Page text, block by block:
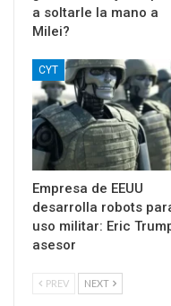
a soltarle la mano a
Milei?
CYT
Empresa de EEUU
desarrolla robots
uso militar: Eric
asesor
PREV NEXT